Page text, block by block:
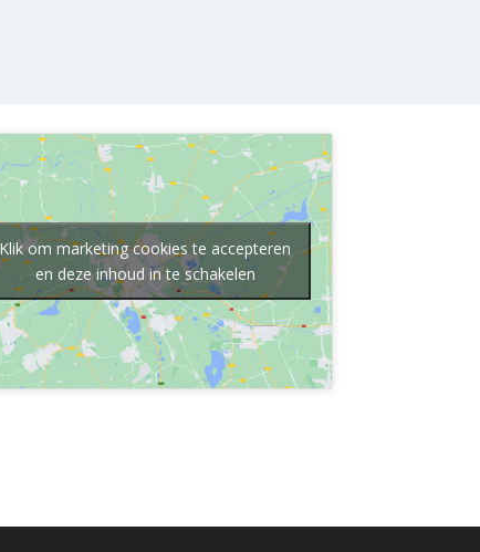
Klik om marketing cookies te accepteren
en deze inhoud in te schakelen